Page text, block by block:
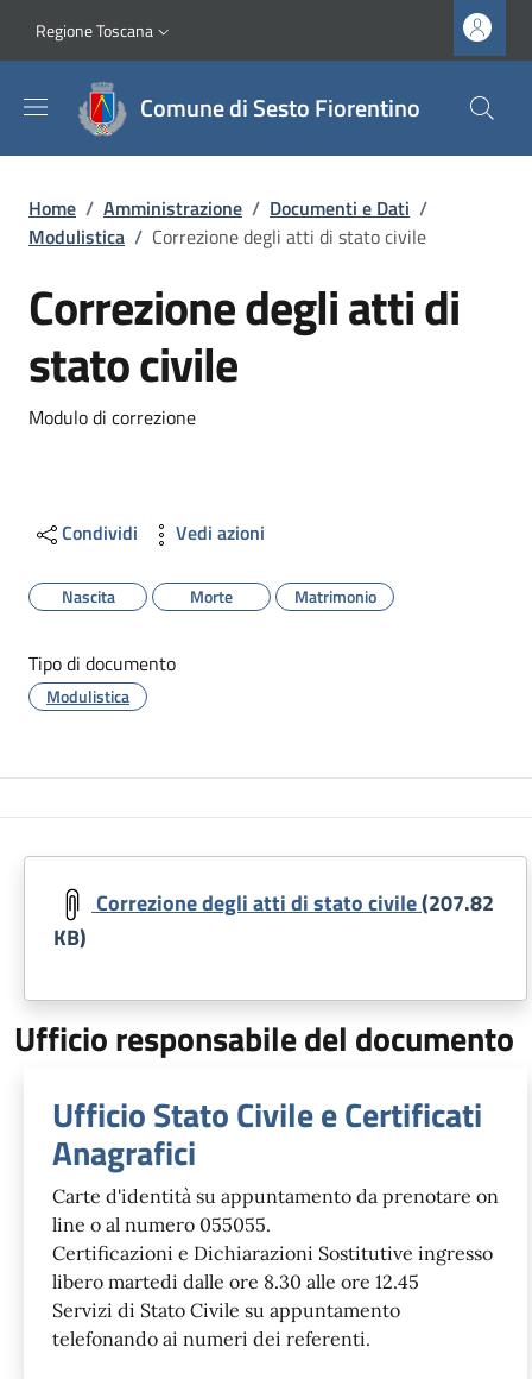
Slim top
Regione Toscana
Comune di Sesto Fiorentino
Briciole di pane
Home / Amministrazione / Documenti e Dati /
Modulistica / Correzione degli atti di stato civile
Correzione degli atti di
stato civile
Dettagli
Modulo di correzione
Condividi Vedi azioni
Nascita Morte Matrimonio
Tipo di documento
Modulistica
Correzione degli atti di stato civile(207.82
KB)
Ufficio responsabile del documento
Ufficio Stato Civile e Certificati
Anagrafici
Carte d'identità su appuntamento da prenotare on
line o al numero 055055.
Certificazioni e Dichiarazioni Sostitutive ingresso
libero martedi dalle ore 8.30 alle ore 12.45
Servizi di Stato Civile su appuntamento
telefonando ai numeri dei referenti.